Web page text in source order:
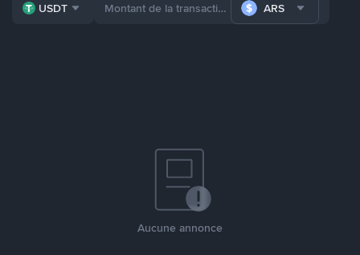
USDT ARS
Aucune annonce